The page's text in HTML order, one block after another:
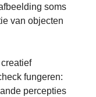
soms
van objecten
fungeren:
percepties